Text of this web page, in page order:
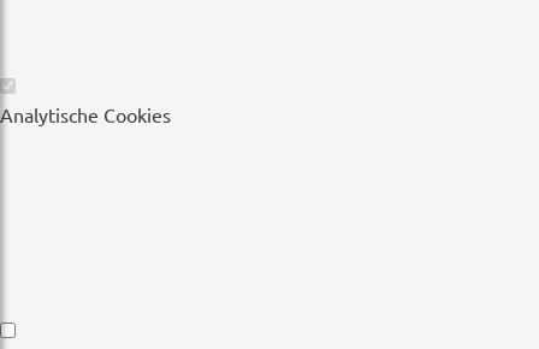
Wesentliche
Cookies
Analytische Cookies
Analytische